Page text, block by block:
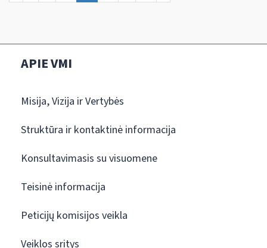
APIE VMI
Misija, Vizija ir Vertybės
Struktūra ir kontaktinė informacija
Konsultavimasis su visuomene
Teisinė informacija
Peticijų komisijos veikla
Veiklos sritys